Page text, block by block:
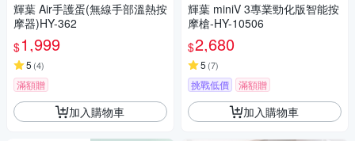
輝葉 Air手護蛋(無線手部溫熱按
摩器)HY-362
$1,999
5 (4)
滿額贈
加入購物車
輝葉 miniV 3專業勁化版智能按
摩槍-HY-10506
$2,680
5 (7)
挑戰低價 滿額贈
加入購物車